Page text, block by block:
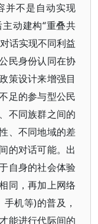
并不是自动实现
动建构“重叠共
话实现不同利益
民身份认同在协
策设计来增强目
足的参与型公民
不同族群之间的
、不同地域的差
的对话可能。出
自身的社会体验
同，再加上网络
机等)的普及，
能进行代际间的